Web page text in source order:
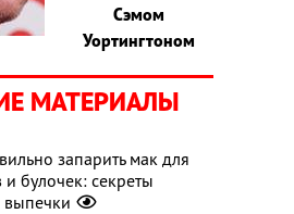
Сэмом
Уортингтоном
МАТЕРИАЛЫ
запарить мак для
и булочек: секреты
выпечки